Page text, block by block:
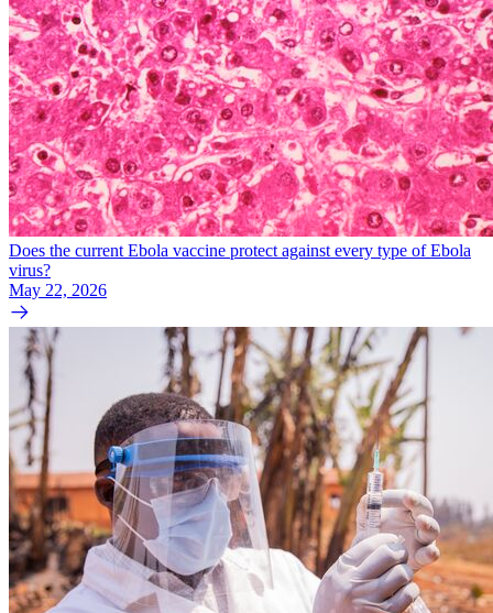
Does the current Ebola vaccine protect against every type of Ebola
virus?
May 22, 2026